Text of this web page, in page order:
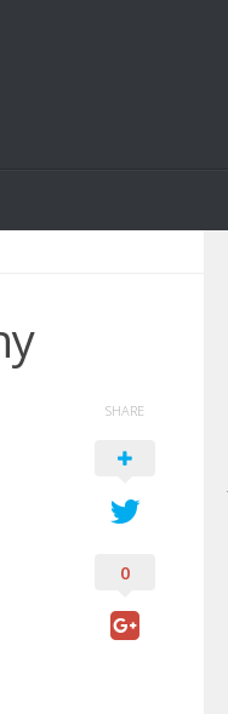
SHARE
0